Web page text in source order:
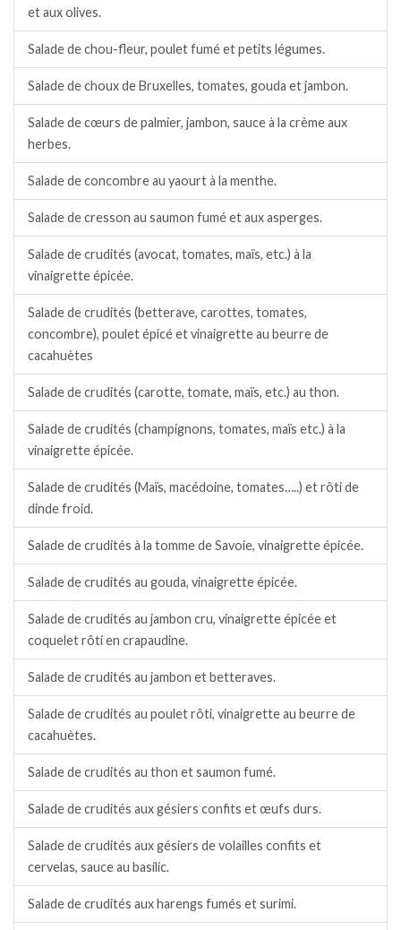
et aux olives.
Salade de chou-fleur, poulet fumé et petits légumes.
Salade de choux de Bruxelles, tomates, gouda et jambon.
Salade de cœurs de palmier, jambon, sauce à la crème aux
herbes.
Salade de concombre au yaourt à la menthe.
Salade de cresson au saumon fumé et aux asperges.
Salade de crudités (avocat, tomates, maïs, etc.) à la
vinaigrette épicée.
Salade de crudités (betterave, carottes, tomates,
concombre), poulet épicé et vinaigrette au beurre de
cacahuètes
Salade de crudités (carotte, tomate, maïs, etc.) au thon.
Salade de crudités (champignons, tomates, maïs etc.) à la
vinaigrette épicée.
Salade de crudités (Maïs, macédoine, tomates…..) et rôti de
dinde froid.
Salade de crudités à la tomme de Savoie, vinaigrette épicée.
Salade de crudités au gouda, vinaigrette épicée.
Salade de crudités au jambon cru, vinaigrette épicée et
coquelet rôti en crapaudine.
Salade de crudités au jambon et betteraves.
Salade de crudités au poulet rôti, vinaigrette au beurre de
cacahuètes.
Salade de crudités au thon et saumon fumé.
Salade de crudités aux gésiers confits et œufs durs.
Salade de crudités aux gésiers de volailles confits et
cervelas, sauce au basilic.
Salade de crudités aux harengs fumés et surimi.